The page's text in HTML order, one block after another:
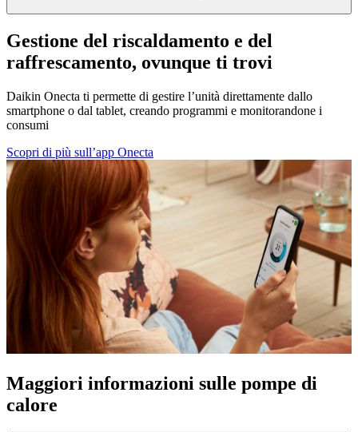
Gestione del riscaldamento e del
raffrescamento, ovunque ti trovi
Daikin Onecta ti permette di gestire l’unità direttamente dallo
smartphone o dal tablet, creando programmi e monitorandone i
consumi
Scopri di più sull’app Onecta
Maggiori informazioni sulle pompe di
calore